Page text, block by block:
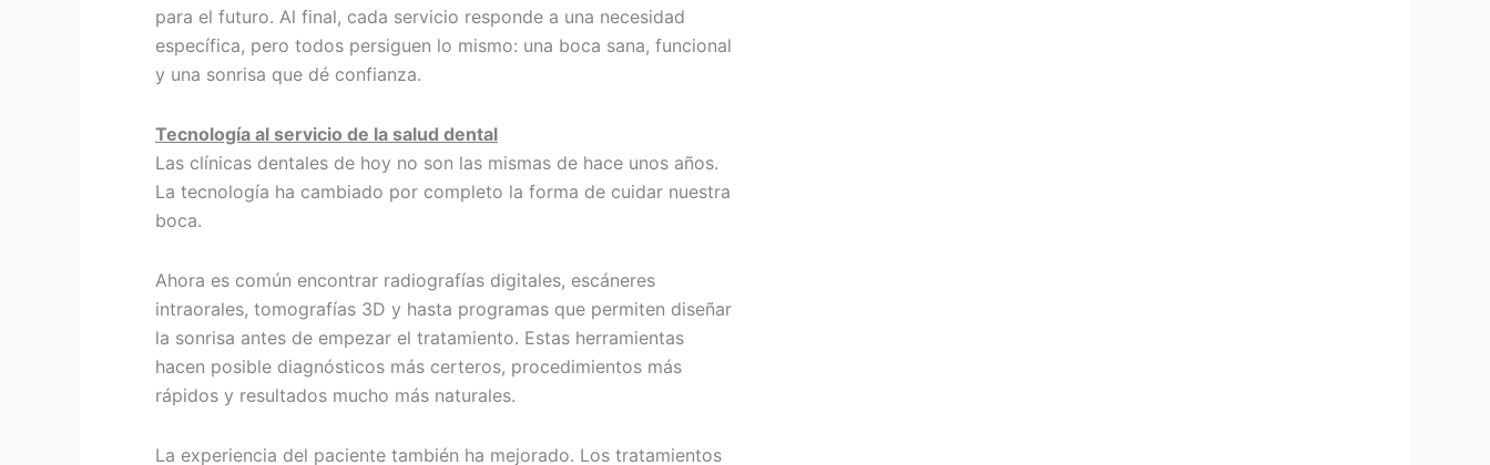
para el futuro. Al final, cada servicio responde a una necesidad
específica, pero todos persiguen lo mismo: una boca sana, funcional
y una sonrisa que dé confianza.
Tecnología al servicio de la salud dental
Las clínicas dentales de hoy no son las mismas de hace unos años.
La tecnología ha cambiado por completo la forma de cuidar nuestra
boca.
Ahora es común encontrar radiografías digitales, escáneres
intraorales, tomografías 3D y hasta programas que permiten diseñar
la sonrisa antes de empezar el tratamiento. Estas herramientas
hacen posible diagnósticos más certeros, procedimientos más
rápidos y resultados mucho más naturales.
La experiencia del paciente también ha mejorado. Los tratamientos